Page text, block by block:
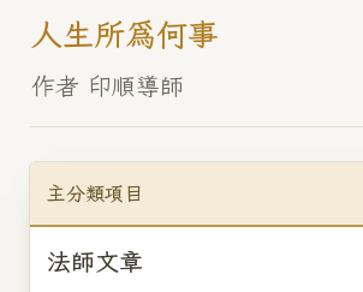
主分類項目
法師文章
人生所為何事
作者 印順導師